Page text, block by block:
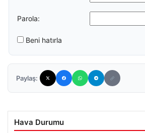
Parola:
Beni hatırla
Paylaş:
Hava Durumu